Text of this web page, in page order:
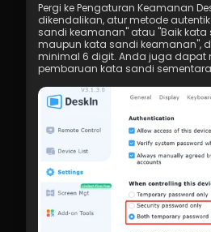
Pergi ke Pengaturan Keamanan
dikendalikan, atur metode
sandi keamanan" atau "Baik
maupun kata sandi keamanan",
minimal 6 digit. Anda juga dapat
pembaruan kata sandi